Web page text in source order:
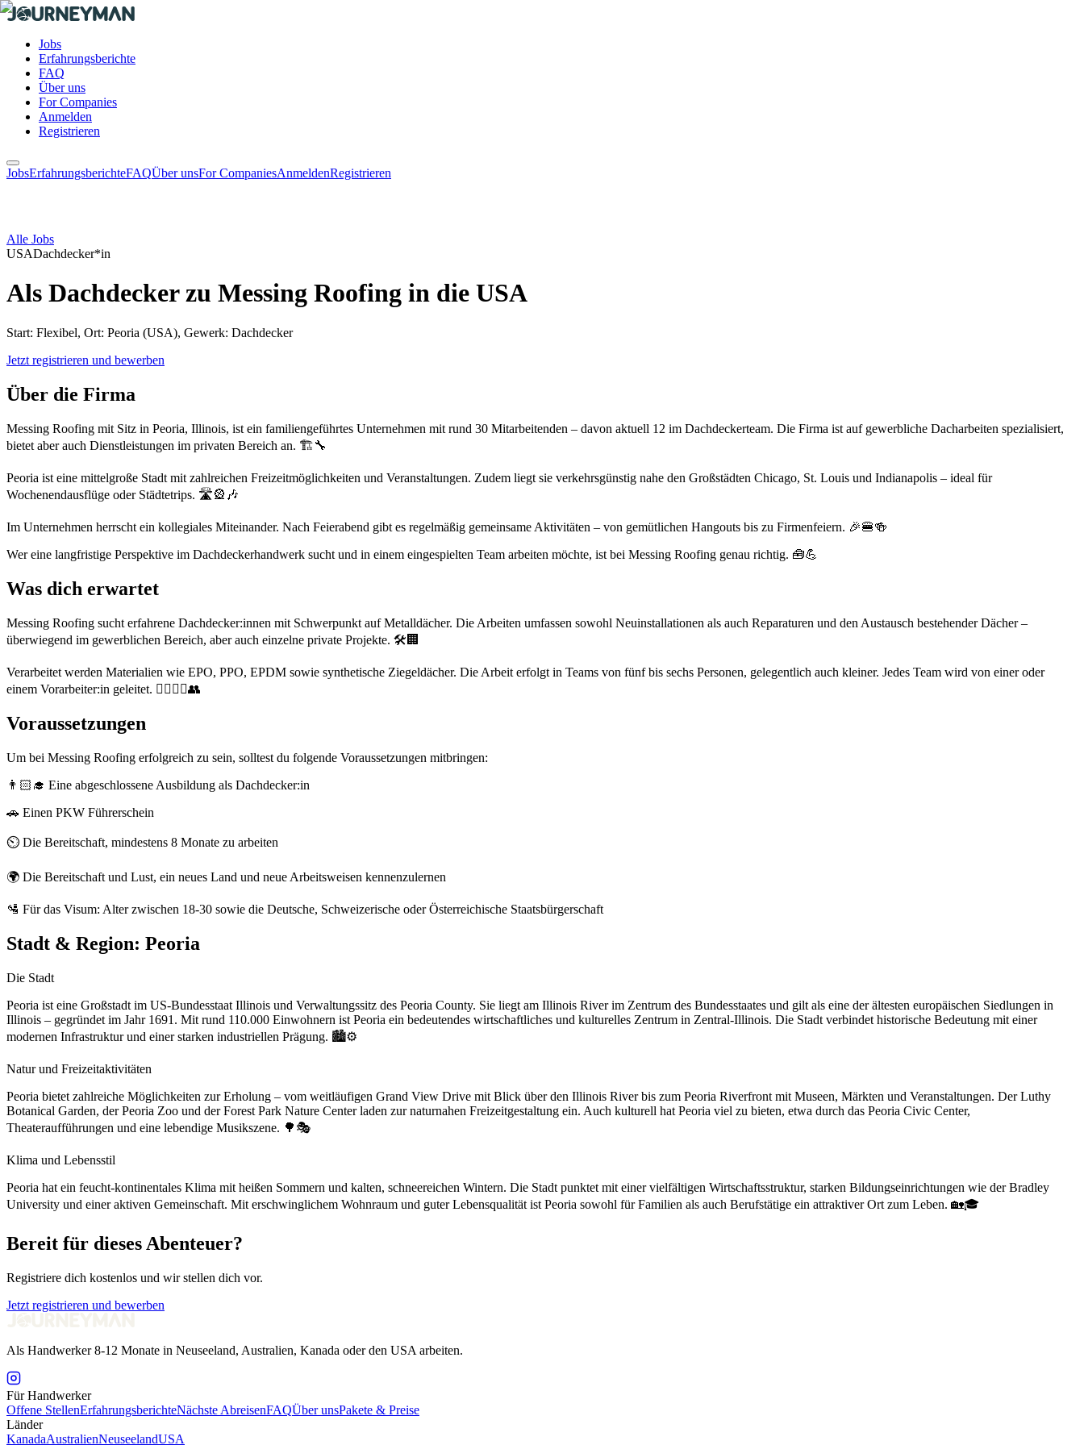
Jobs
Erfahrungsberichte
FAQ
Über uns
For Companies
Anmelden
Registrieren
JobsErfahrungsberichteFAQÜber unsFor CompaniesAnmeldenRegistrieren
Alle Jobs
USADachdecker*in
Als Dachdecker zu Messing Roofing in die USA
Start: Flexibel, Ort: Peoria (USA), Gewerk: Dachdecker
Jetzt registrieren und bewerben
Über die Firma
Messing Roofing mit Sitz in Peoria, Illinois, ist ein familiengeführtes Unternehmen mit rund 30 Mitarbeitenden – davon aktuell 12 im Dachdeckerteam. Die Firma ist auf gewerbliche Dacharbeiten spezialisiert,
bietet aber auch Dienstleistungen im privaten Bereich an. 🏗️🔧
Peoria ist eine mittelgroße Stadt mit zahlreichen Freizeitmöglichkeiten und Veranstaltungen. Zudem liegt sie verkehrsgünstig nahe den Großstädten Chicago, St. Louis und Indianapolis – ideal für
Wochenendausflüge oder Städtetrips. 🛣️🎡🎶
Im Unternehmen herrscht ein kollegiales Miteinander. Nach Feierabend gibt es regelmäßig gemeinsame Aktivitäten – von gemütlichen Hangouts bis zu Firmenfeiern. 🎉🍔🍻
Wer eine langfristige Perspektive im Dachdeckerhandwerk sucht und in einem eingespielten Team arbeiten möchte, ist bei Messing Roofing genau richtig. 🧰💪
Was dich erwartet
Messing Roofing sucht erfahrene Dachdecker:innen mit Schwerpunkt auf Metalldächer. Die Arbeiten umfassen sowohl Neuinstallationen als auch Reparaturen und den Austausch bestehender Dächer –
überwiegend im gewerblichen Bereich, aber auch einzelne private Projekte. 🛠️🏢
Verarbeitet werden Materialien wie EPO, PPO, EPDM sowie synthetische Ziegeldächer. Die Arbeit erfolgt in Teams von fünf bis sechs Personen, gelegentlich auch kleiner. Jedes Team wird von einer oder
einem Vorarbeiter:in geleitet. 👷‍♀️👷‍♂️👥
Voraussetzungen
Um bei Messing Roofing erfolgreich zu sein, solltest du folgende Voraussetzungen mitbringen:
👨🏻‍🎓 Eine abgeschlossene Ausbildung als Dachdecker:in
🚗 Einen PKW Führerschein
⏲️ Die Bereitschaft, mindestens 8 Monate zu arbeiten
🌍 Die Bereitschaft und Lust, ein neues Land und neue Arbeitsweisen kennenzulernen
🛂 Für das Visum: Alter zwischen 18-30 sowie die Deutsche, Schweizerische oder Österreichische Staatsbürgerschaft
Stadt & Region: Peoria
Die Stadt
Peoria ist eine Großstadt im US-Bundesstaat Illinois und Verwaltungssitz des Peoria County. Sie liegt am Illinois River im Zentrum des Bundesstaates und gilt als eine der ältesten europäischen Siedlungen in
Illinois – gegründet im Jahr 1691. Mit rund 110.000 Einwohnern ist Peoria ein bedeutendes wirtschaftliches und kulturelles Zentrum in Zentral-Illinois. Die Stadt verbindet historische Bedeutung mit einer
modernen Infrastruktur und einer starken industriellen Prägung. 🏙️⚙️
Natur und Freizeitaktivitäten
Peoria bietet zahlreiche Möglichkeiten zur Erholung – vom weitläufigen Grand View Drive mit Blick über den Illinois River bis zum Peoria Riverfront mit Museen, Märkten und Veranstaltungen. Der Luthy
Botanical Garden, der Peoria Zoo und der Forest Park Nature Center laden zur naturnahen Freizeitgestaltung ein. Auch kulturell hat Peoria viel zu bieten, etwa durch das Peoria Civic Center,
Theateraufführungen und eine lebendige Musikszene. 🌳🎭
Klima und Lebensstil
Peoria hat ein feucht-kontinentales Klima mit heißen Sommern und kalten, schneereichen Wintern. Die Stadt punktet mit einer vielfältigen Wirtschaftsstruktur, starken Bildungseinrichtungen wie der Bradley
University und einer aktiven Gemeinschaft. Mit erschwinglichem Wohnraum und guter Lebensqualität ist Peoria sowohl für Familien als auch Berufstätige ein attraktiver Ort zum Leben. 🏡🎓
Bereit für dieses Abenteuer?
Registriere dich kostenlos und wir stellen dich vor.
Jetzt registrieren und bewerben
Als Handwerker 8-12 Monate in Neuseeland, Australien, Kanada oder den USA arbeiten.
Für Handwerker
Offene StellenErfahrungsberichteNächste AbreisenFAQÜber unsPakete & Preise
Länder
KanadaAustralienNeuseelandUSA